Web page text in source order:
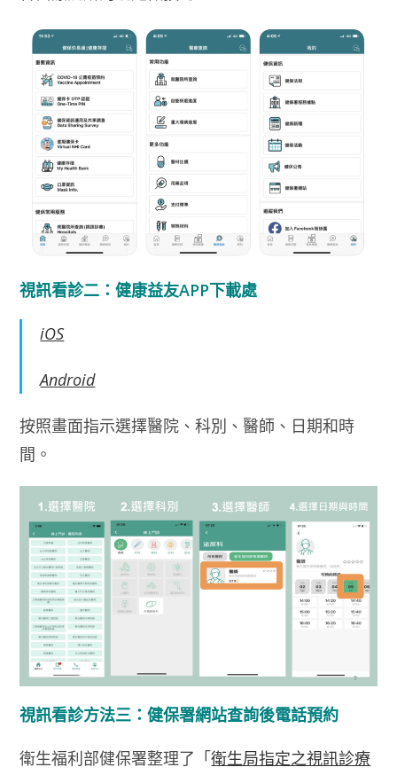
視訊看診二：健康益友APP下載處
iOS
Android
按照畫面指示選擇醫院、科別、醫師、日期和時
間。
視訊看診方法三：健保署網站查詢後電話預約
衛生福利部健保署整理了「衛生局指定之視訊診療